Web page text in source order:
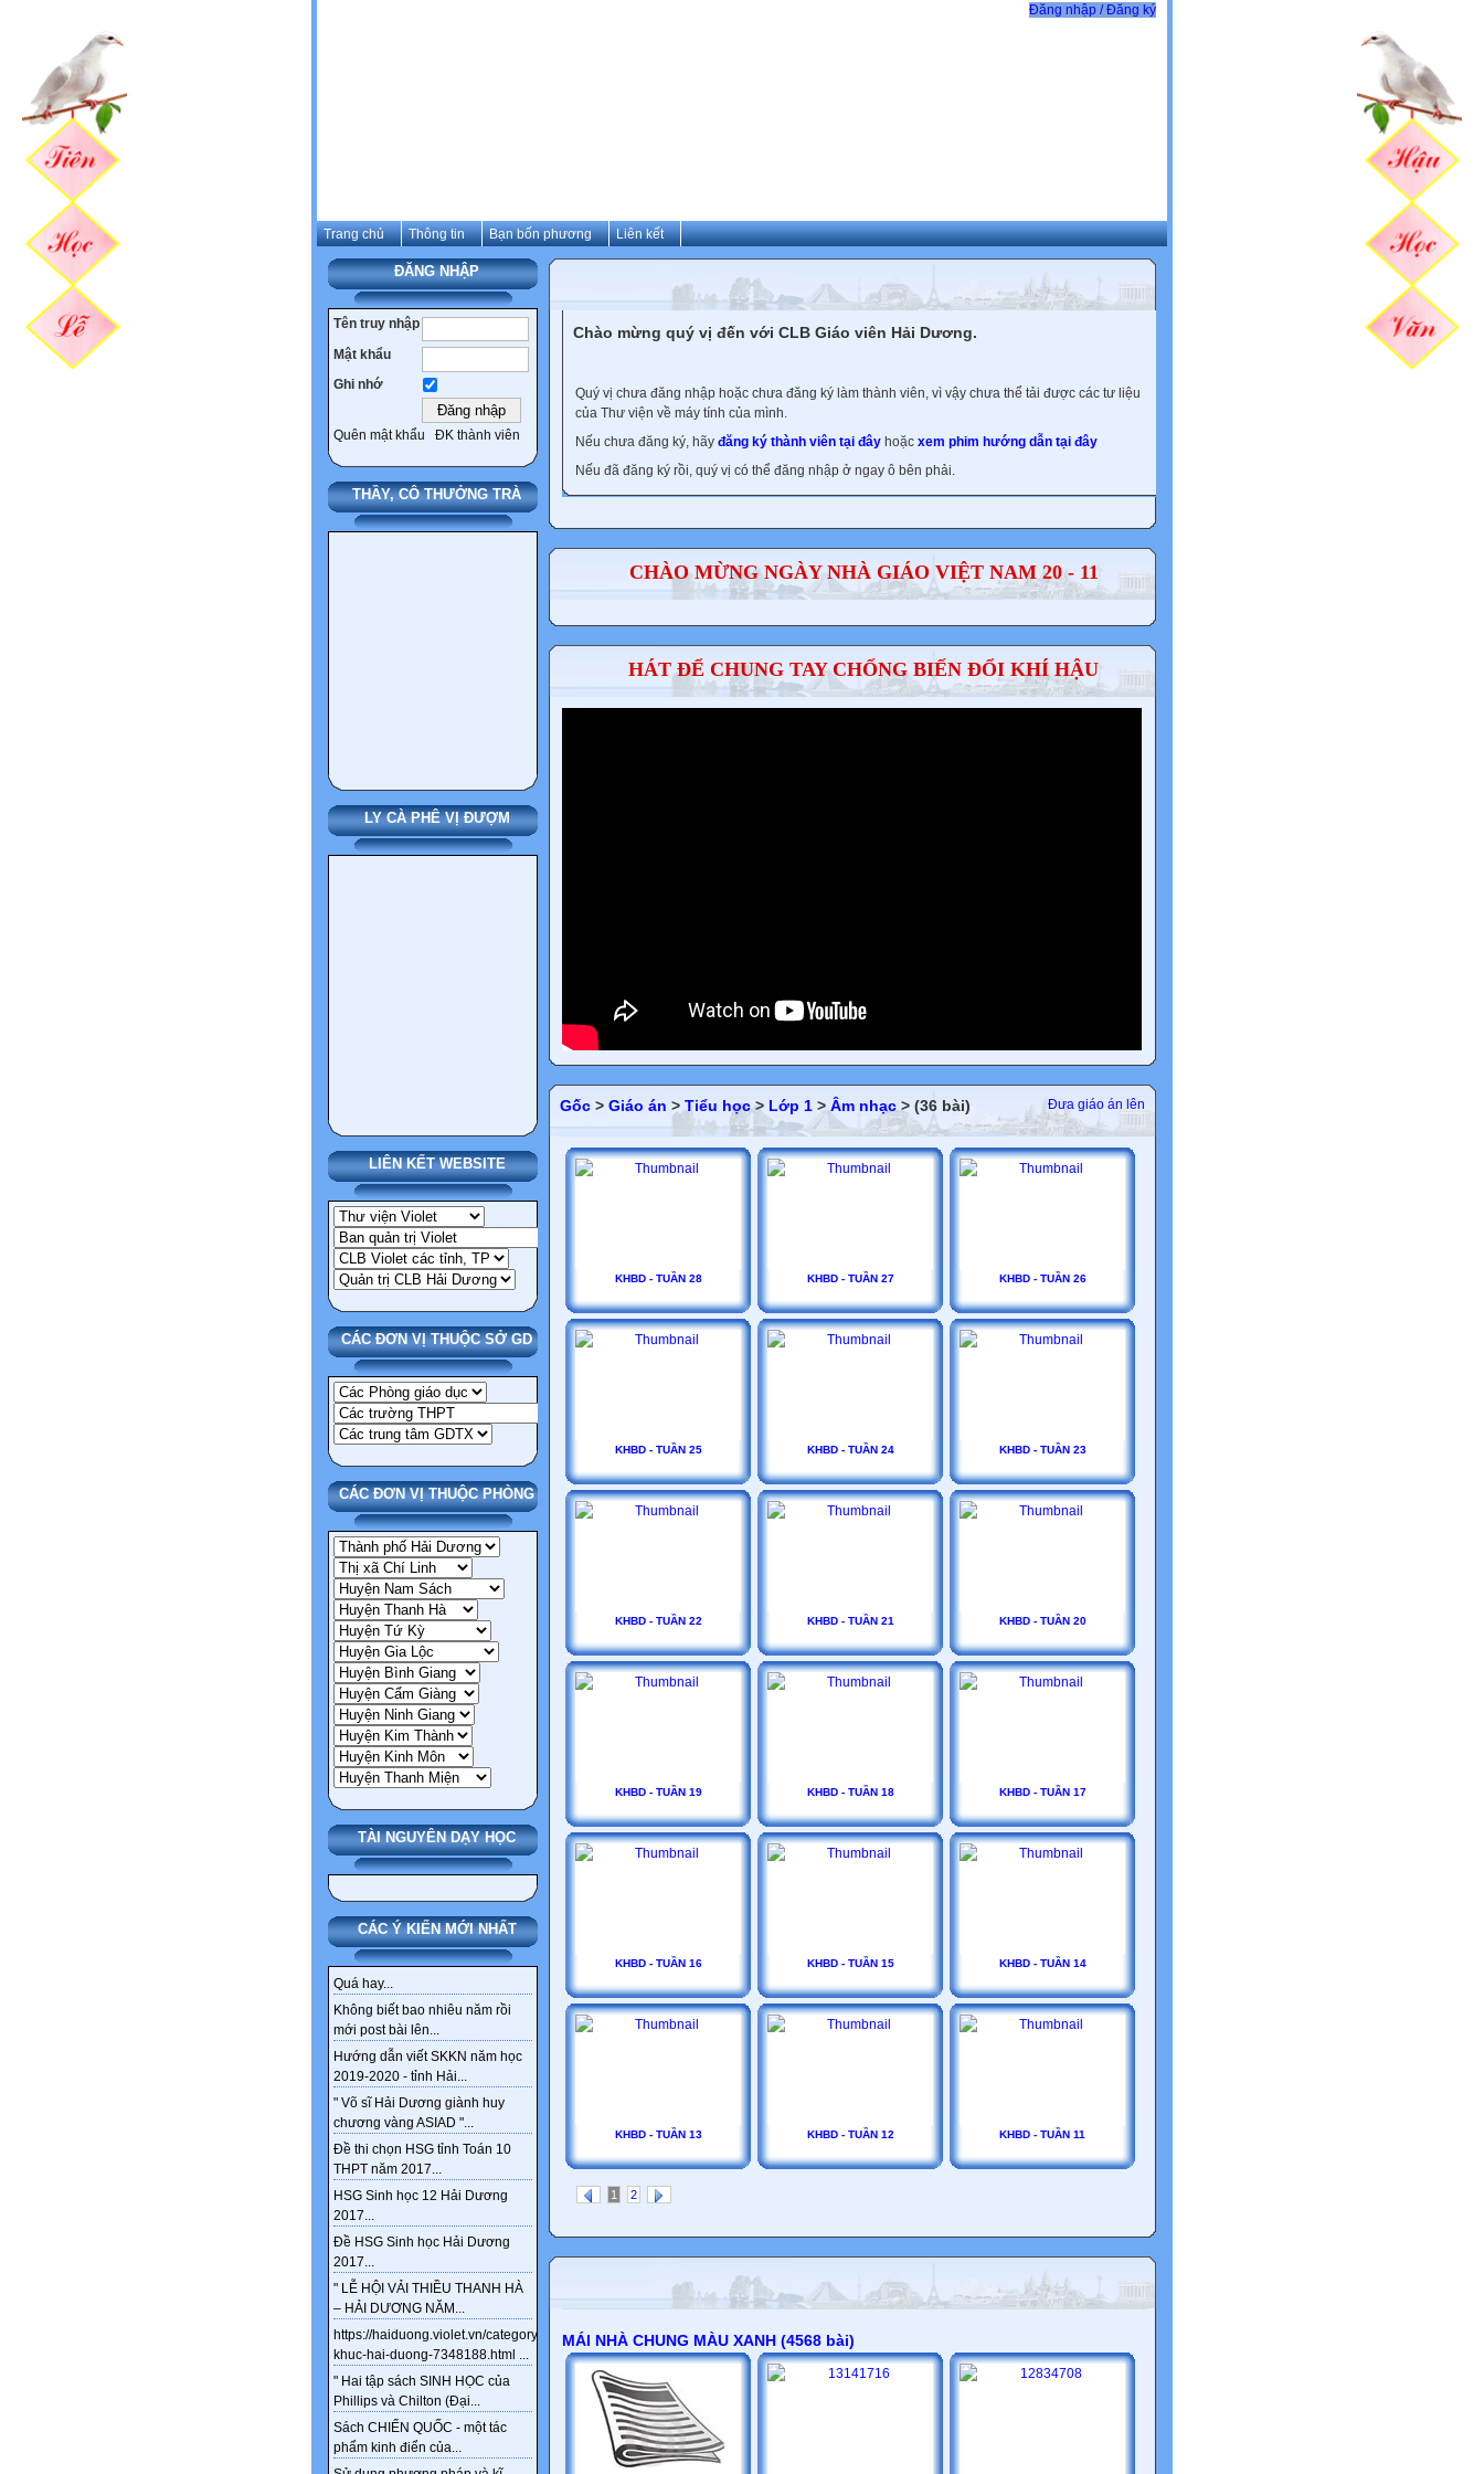
Đăng nhập / Đăng ký
Trang chủ Thông tin Bạn bốn phương Liên kết
ĐĂNG NHẬP
Tên truy nhập
Mật khẩu
Ghi nhớ
Quên mật khẩu ĐK thành viên
THẦY, CÔ THƯỞNG TRÀ
LY CÀ PHÊ VỊ ĐƯỢM
LIÊN KẾT WEBSITE
CÁC ĐƠN VỊ THUỘC SỞ GD
CÁC ĐƠN VỊ THUỘC PHÒNG
TÀI NGUYÊN DẠY HỌC
CÁC Ý KIẾN MỚI NHẤT
Quá hay...
Không biết bao nhiêu năm rồi
mới post bài lên...
Hướng dẫn viết SKKN năm học
2019-2020 - tỉnh Hải...
" Võ sĩ Hải Dương giành huy
chương vàng ASIAD "...
Đề thi chọn HSG tỉnh Toán 10
THPT năm 2017...
HSG Sinh học 12 Hải Dương
2017...
Đề HSG Sinh học Hải Dương
2017...
" LỄ HỘI VẢI THIỀU THANH HÀ
– HẢI DƯƠNG NĂM...
https://haiduong.violet.vn/category/ca-
khuc-hai-duong-7348188.html ...
" Hai tập sách SINH HỌC của
Phillips và Chilton (Đại...
Sách CHIẾN QUỐC - một tác
phẩm kinh điển của...
Chào mừng quý vị đến với CLB Giáo viên Hải Dương.
Quý vị chưa đăng nhập hoặc chưa đăng ký làm thành viên, vì vậy chưa thể tải được các tư liệu
của Thư viện về máy tính của mình.
Nếu chưa đăng ký, hãy đăng ký thành viên tại đây hoặc xem phim hướng dẫn tại đây
Nếu đã đăng ký rồi, quý vị có thể đăng nhập ở ngay ô bên phải.
CHÀO MỪNG NGÀY NHÀ GIÁO VIỆT NAM 20 - 11
HÁT ĐỂ CHUNG TAY CHỐNG BIẾN ĐỔI KHÍ HẬU
Đưa giáo án lên
Gốc > Giáo án > Tiểu học> Lớp 1 > Âm nhạc > (36 bài)
KHBD - TUẦN 28 KHBD - TUẦN 27 KHBD - TUẦN 26
KHBD - TUẦN 25 KHBD - TUẦN 24 KHBD - TUẦN 23
KHBD - TUẦN 22 KHBD - TUẦN 21 KHBD - TUẦN 20
KHBD - TUẦN 19 KHBD - TUẦN 18 KHBD - TUẦN 17
KHBD - TUẦN 16 KHBD - TUẦN 15 KHBD - TUẦN 14
KHBD - TUẦN 13 KHBD - TUẦN 12 KHBD - TUẦN 11
1 2
MÁI NHÀ CHUNG MÀU XANH (4568 bài)